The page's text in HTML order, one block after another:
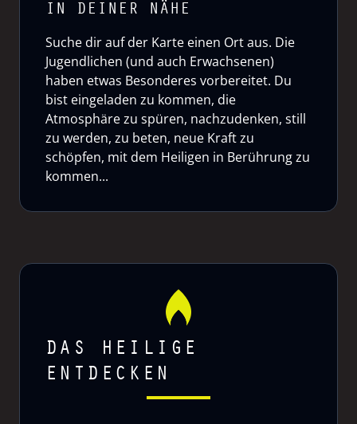
IN DEINER NÄHE
Suche dir auf der Karte einen Ort aus. Die
Jugendlichen (und auch Erwachsenen)
haben etwas Besonderes vorbereitet. Du
bist eingeladen zu kommen, die
Atmosphäre zu spüren, nachzudenken, still
zu werden, zu beten, neue Kraft zu
schöpfen, mit dem Heiligen in Berührung zu
kommen...
DAS HEILIGE
ENTDECKEN